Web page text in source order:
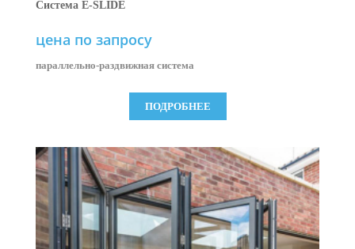
Система E-SLIDE
цена по запросу
параллельно-раздвижная система
ПОДРОБНЕЕ